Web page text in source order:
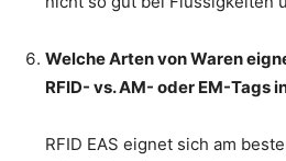
Welche Arten von Waren
RFID- vs. AM- oder EM-Tags
RFID EAS eignet sich am